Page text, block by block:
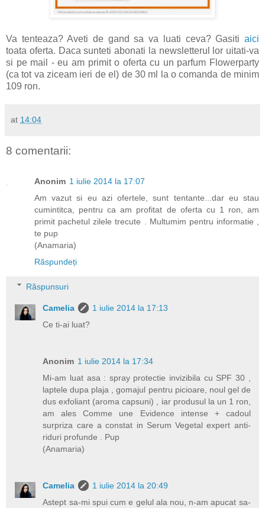
Va tenteaza? Aveti de gand sa va luati ceva? Gasiti aici
toata oferta. Daca sunteti abonati la newsletterul lor uitati-va
si pe mail - eu am primit o oferta cu un parfum Flowerparty
(ca tot va ziceam ieri de el) de 30 ml la o comanda de minim
109 ron.
at 14:04
8 comentarii:
Anonim 1 iulie 2014 la 17:07
Am vazut si eu azi ofertele, sunt tentante...dar eu stau
cumintitca, pentru ca am profitat de oferta cu 1 ron, am
primit pachetul zilele trecute . Multumim pentru informatie ,
te pup
(Anamaria)
Răspundeți
Răspunsuri
Camelia
1 iulie 2014 la 17:13
Ce ti-ai luat?
Anonim 1 iulie 2014 la 17:34
Mi-am luat asa : spray protectie invizibila cu SPF 30 ,
laptele dupa plaja , gomajul pentru picioare, noul gel de
dus exfoliant (aroma capsuni) , iar produsul la un 1 ron,
am ales Comme une Evidence intense + cadoul
surpriza care a constat in Serum Vegetal expert anti-
riduri profunde . Pup
(Anamaria)
Camelia
1 iulie 2014 la 20:49
Astept sa-mi spui cum e gelul ala nou, n-am apucat sa-